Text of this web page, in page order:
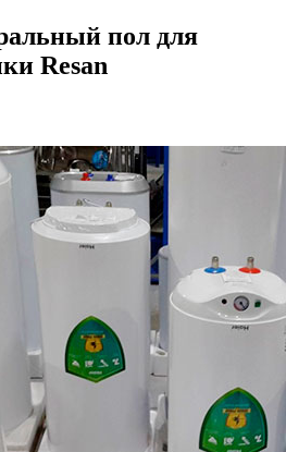
пол для
Resan